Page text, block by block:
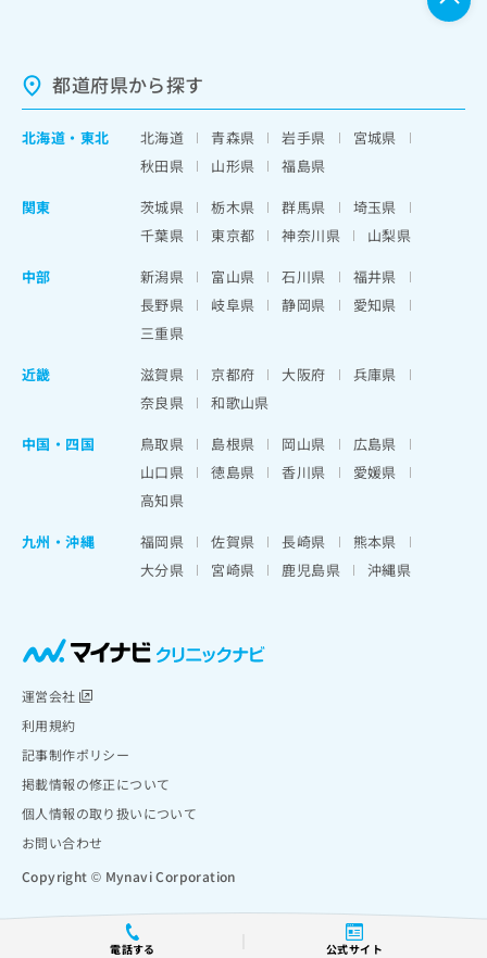
電話する 公式サイト
都道府県から探す
北海道 ・ 東北 北海道 青森県 岩手県
宮城県
秋田県
山形県
福島県
関東
茨城県 栃木県 群馬県
埼玉県
千葉県
東京都 神奈川県
山梨県
中部
新潟県 富山県 石川県
福井県
長野県
岐阜県 静岡県
愛知県
三重県
近畿
滋賀県 京都府 大阪府
兵庫県
奈良県
和歌山県
中国・四国
鳥取県 島根県 岡山県
広島県
山口県
徳島県 香川県
愛媛県
高知県
九州・沖縄
福岡県 佐賀県 長崎県
熊本県
大分県
宮崎県 鹿児島県 沖縄県
運営会社
利用規約
記事制作ポリシー
掲載情報の修正について
個人情報の取り扱いについて
お問い合わせ
Copyright © Mynavi Corporation